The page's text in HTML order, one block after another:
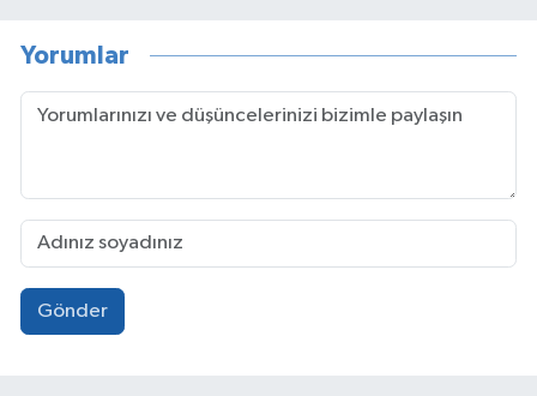
Yorumlar
Gönder